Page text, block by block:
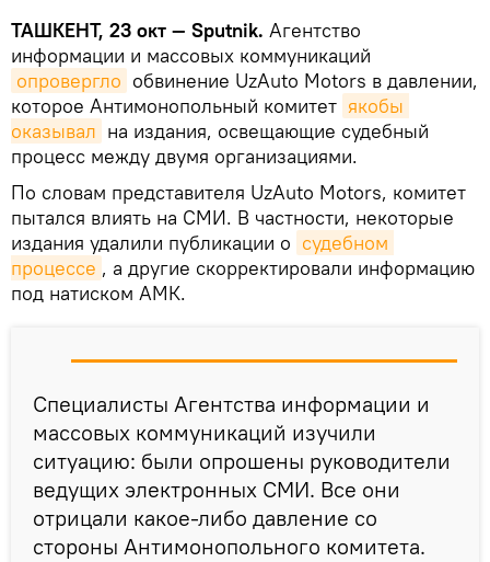
ТАШКЕНТ, 23 окт — Sputnik. Агентство
информации и массовых коммуникаций
опровергло обвинение UzAuto Motors в давлении,
которое Антимонопольный комитет якобы
оказывал на издания, освещающие судебный
процесс между двумя организациями.
По словам представителя UzAuto Motors, комитет
пытался влиять на СМИ. В частности, некоторые
издания удалили публикации о судебном
процессе , а другие скорректировали информацию
под натиском АМК.
Специалисты Агентства информации и
массовых коммуникаций изучили
ситуацию: были опрошены руководители
ведущих электронных СМИ. Все они
отрицали какое-либо давление со
стороны Антимонопольного комитета.